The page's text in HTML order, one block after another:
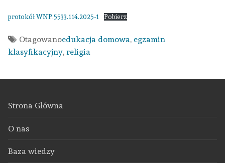
protokół WNP.5533.114.2025-1 Pobierz
Otagowanoedukacja domowa, egzamin
klasyfikacyjny, religia
Strona Główna
O nas
Baza wiedzy